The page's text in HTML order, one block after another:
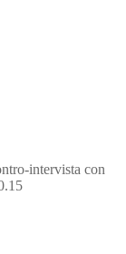
intervista con